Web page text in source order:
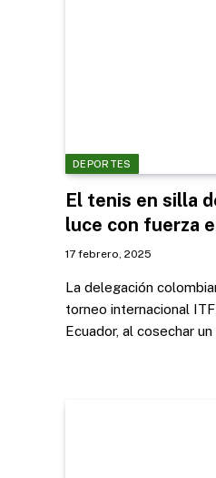
DEPORTES
El tenis en silla
luce con fuerza
17 febrero, 2025
La delegación
torneo internacional
Ecuador, al cosechar